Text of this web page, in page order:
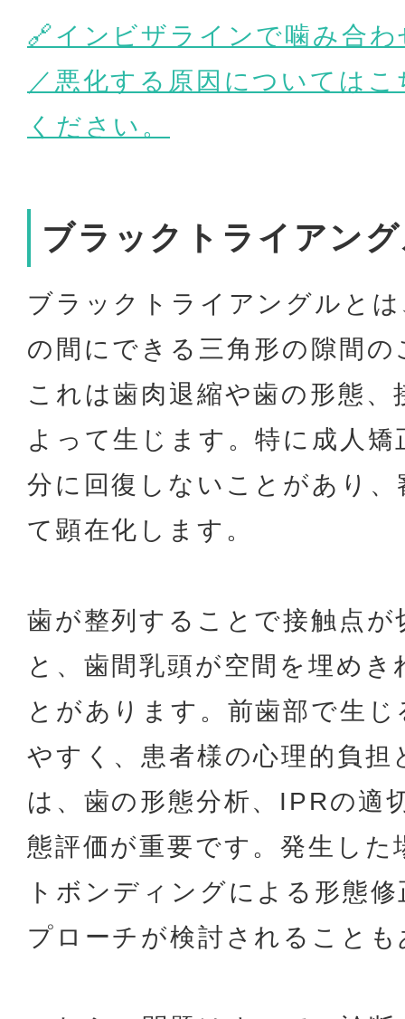
🔗インビザラインで噛み合
／悪化する原因については
ください。
ブラックトライアン
ブラックトライアングルと
の間にできる三角形の隙間
これは歯肉退縮や歯の形態、
よって生じます。特に成人
分に回復しないことがあり
て顕在化します。
歯が整列することで接触点
と、歯間乳頭が空間を埋め
とがあります。前歯部で生
やすく、患者様の心理的負
は、歯の形態分析、IPRの適
態評価が重要です。発生し
トボンディングによる形態
プローチが検討されること